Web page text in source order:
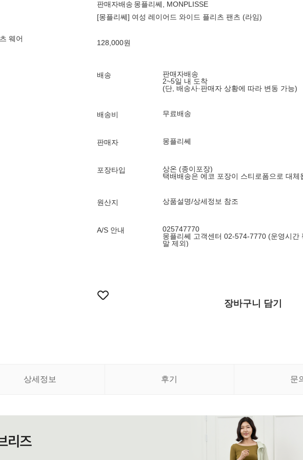
웨어
판매자배송 몽플리쎄, MONPLISSE
[몽플리쎄] 여성 레이어드 와이드 플리츠 팬츠 (라임)
128,000원
배송
판매자배송
2~5일 내 도착
(단, 배송사·판매자 상황에 따라 변동 가능)
배송비 무료배송
판매자 몽플리쎄
포장타입
상온 (종이포장)
택배배송은 에코 포장이 스티로폼으로 대체
원산지 상품설명/상세정보 참조
A/S 안내
025747770
몽플리쎄 고객센터 02-574-7770 (운영시간
말 제외)
장바구니 담기
상세정보 후기 문